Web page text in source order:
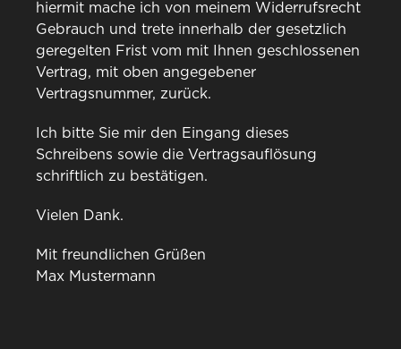
hiermit mache ich von meinem Widerrufsrecht
Gebrauch und trete innerhalb der gesetzlich
geregelten Frist vom mit Ihnen geschlossenen
Vertrag, mit oben angegebener
Vertragsnummer, zurück.
Ich bitte Sie mir den Eingang dieses
Schreibens sowie die Vertragsauflösung
schriftlich zu bestätigen.
Vielen Dank.
Mit freundlichen Grüßen
Max Mustermann